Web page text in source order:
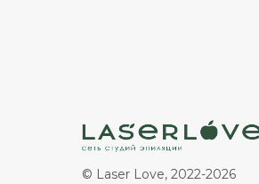
© Laser Love, 2022-2026